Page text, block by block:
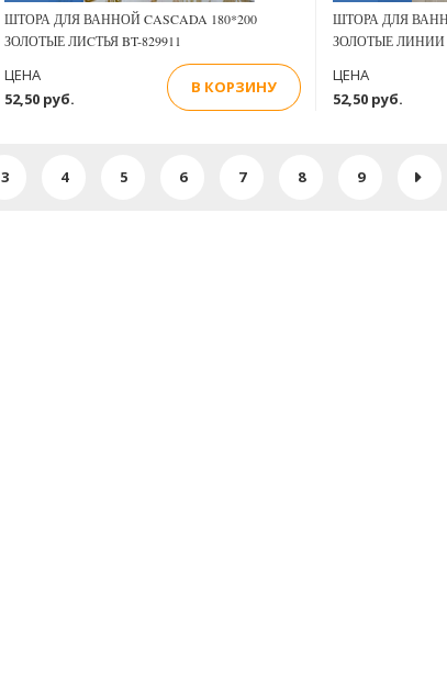
ШТОРА ДЛЯ ВАННОЙ CASCADA 180*200
ЗОЛОТЫЕ ЛИCТЬЯ BT-829911
52,50 руб.
ЦЕНА
В КОРЗИНУ
ШТОРА ДЛЯ
ЗОЛОТЫЕ ЛИНИИ
52,50 руб.
ЦЕНА
3 4 5 6 7 8 9